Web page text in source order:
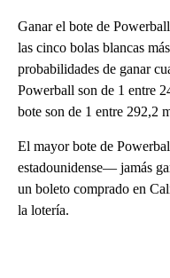
Ganar el bote de
las cinco bolas blancas
probabilidades de ganar
Powerball son de 1 entre
bote son de 1 entre 292,2
El mayor bote de
estadounidense— jamás
un boleto comprado en
la lotería.